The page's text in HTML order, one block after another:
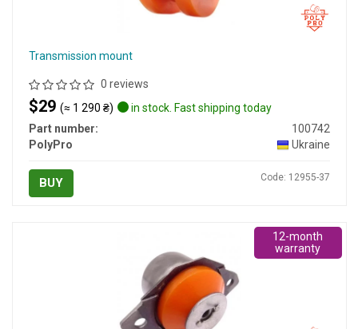
Transmission mount
0 reviews
$29 (≈ 1 290 ₴)
in stock. Fast shipping today
Part number:
100742
PolyPro
Ukraine
BUY Code: 12955-37
12-month
warranty